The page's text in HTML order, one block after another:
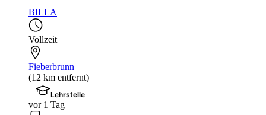
BILLA
Vollzeit
Fieberbrunn
(12 km entfernt)
Lehrstelle
vor 1 Tag